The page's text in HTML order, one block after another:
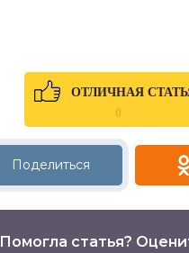
ОТЛИЧНАЯ
0
Помогла статья?